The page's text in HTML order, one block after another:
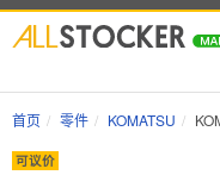
首页 零件 KOMATSU
可议价